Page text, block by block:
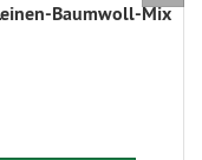
Baumwoll-Mix